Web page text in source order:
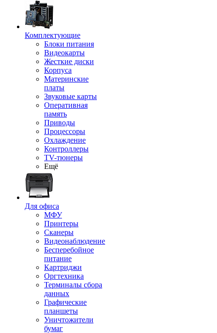
Комплектующие
Блоки питания
Видеокарты
Жесткие диски
Корпуса
Материнские
платы
Звуковые карты
Оперативная
память
Приводы
Процессоры
Охлаждение
Контроллеры
TV-тюнеры
Ещё
Для офиса
МФУ
Принтеры
Сканеры
Видеонаблюдение
Бесперебойное
питание
Картриджи
Оргтехника
Терминалы сбора
данных
Графические
планшеты
Уничтожители
бумаг